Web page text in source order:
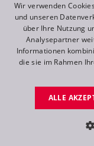
Wir verwenden
und unseren
über Ihre Nutzung
Analysepartner
Informationen
die sie im Rahmen
ALLE